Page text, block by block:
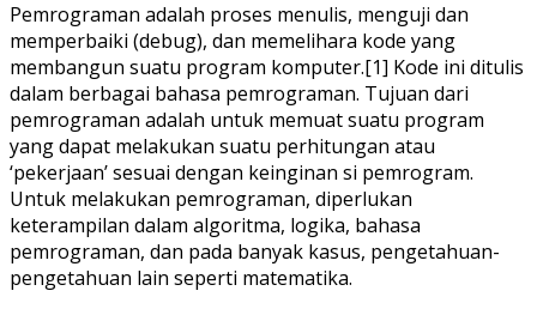
Pemrograman adalah proses menulis, menguji dan
memperbaiki (debug), dan memelihara kode yang
membangun suatu program komputer.[1] Kode ini ditulis
dalam berbagai bahasa pemrograman. Tujuan dari
pemrograman adalah untuk memuat suatu program
yang dapat melakukan suatu perhitungan atau
‘pekerjaan’ sesuai dengan keinginan si pemrogram.
Untuk melakukan pemrograman, diperlukan
keterampilan dalam algoritma, logika, bahasa
pemrograman, dan pada banyak kasus, pengetahuan-
pengetahuan lain seperti matematika.